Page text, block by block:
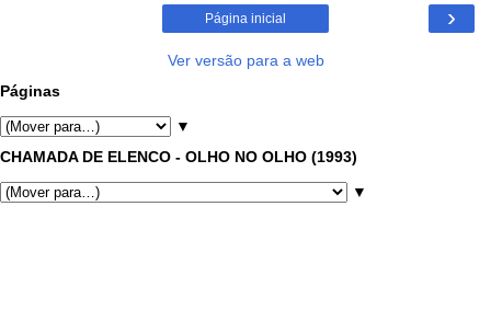
›
Página inicial
Ver versão para a web
Páginas
▼
CHAMADA DE ELENCO - OLHO NO OLHO (1993)
▼